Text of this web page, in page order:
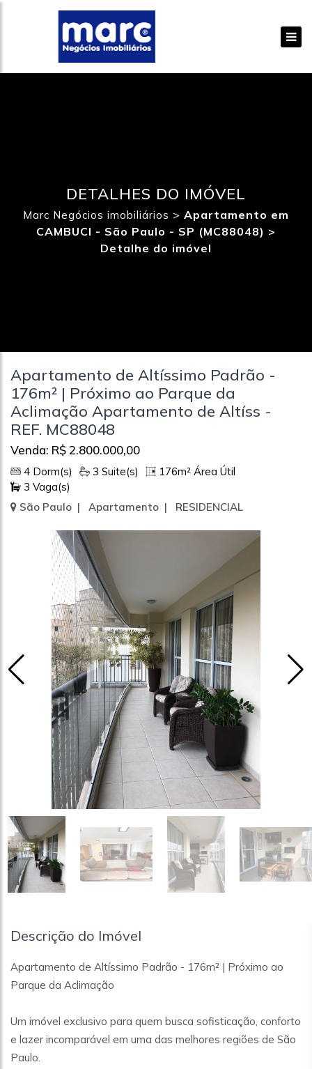
DETALHES DO IMÓVEL
Marc Negócios imobiliários > Apartamento em
CAMBUCI - São Paulo - SP (MC88048) >
Detalhe do imóvel
Apartamento de Altíssimo Padrão -
176m² | Próximo ao Parque da
Aclimação Apartamento de Altíss -
REF. MC88048
Venda: R$ 2.800.000,00
4 Dorm(s) 3 Suite(s)
176m² Área Útil
3 Vaga(s)
São Paulo | Apartamento | RESIDENCIAL
Descrição do Imóvel
Apartamento de Altíssimo Padrão - 176m² | Próximo ao
Parque da Aclimação
Um imóvel exclusivo para quem busca sofisticação, conforto
e lazer incomparável em uma das melhores regiões de São
Paulo.